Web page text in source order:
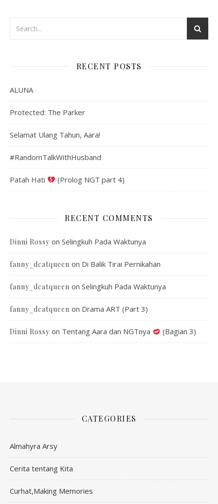
RECENT POSTS
ALUNA
Protected: The Parker
Selamat Ulang Tahun, Aara!
#RandomTalkWithHusband
Patah Hati (Prolog NGT part 4)
RECENT COMMENTS
Dinni Rossy on Selingkuh Pada Waktunya
fanny_dcatqueen on Di Balik Tirai Pernikahan
fanny_dcatqueen on Selingkuh Pada Waktunya
fanny_dcatqueen on Drama ART (Part 3)
Dinni Rossy on Tentang Aara dan NGTnya (Bagian 3)
CATEGORIES
Almahyra Arsy
Cerita tentang Kita
Curhat,Making Memories